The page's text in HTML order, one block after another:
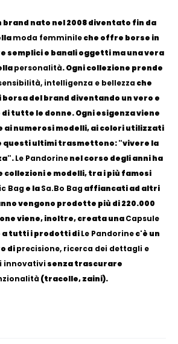
brand nato nel 2008 diventato fin da
moda femminileche offre borse in
semplici e banali oggetti ma una vera
personalità. Ogni collezione prende
intelligenza e bellezzache
del brand diventando un vero e
tutte le donne. Ogni esigenza viene
numerosi modelli, ai colori utilizzati
questi ultimi trasmettono: "vivere la
Le Pandorinenel corso degli anni ha
e modelli, tra i più famosi
Bage laSa.Bo Bagaffiancati ad altri
vengono prodotte più di 220.000
viene, inoltre, creata unaCapsule
a tutti i prodotti diLe Pandorinec'è un
diprecisione, ricerca dei dettagli e
innovativisenza trascurare
(tracolle, zaini).